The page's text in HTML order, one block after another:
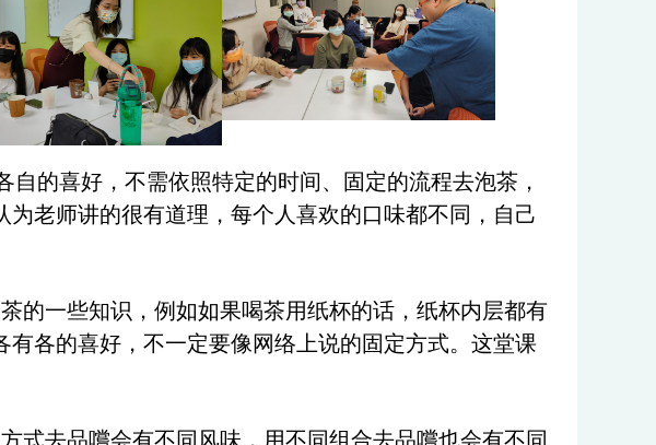
的喜好，不需依照特定的时间、固定的流程去泡茶，
老师讲的很有道理，每个人喜欢的口味都不同，自己
的一些知识，例如如果喝茶用纸杯的话，纸杯内层都有
各的喜好，不一定要像网络上说的固定方式。这堂课
式去品嚐会有不同风味，用不同组合去品嚐也会有不同